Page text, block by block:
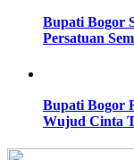
Bupati Bogor
Persatuan
Bupati Bogor
Wujud Cinta